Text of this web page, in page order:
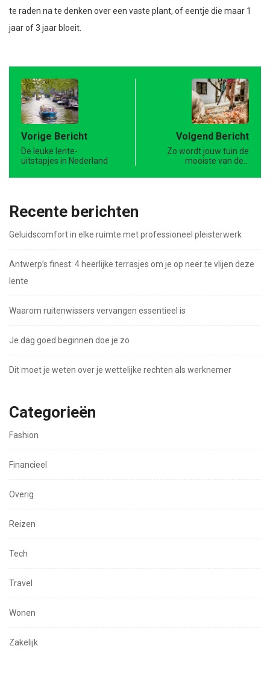
te raden na te denken over een vaste plant, of eentje die maar 1
jaar of 3 jaar bloeit.
Vorige Bericht
De leuke lente-
uitstapjes in Nederland
Volgend Bericht
Zo wordt jouw tuin de
mooiste van de…
Recente berichten
Geluidscomfort in elke ruimte met professioneel pleisterwerk
Antwerp’s finest: 4 heerlijke terrasjes om je op neer te vlijen deze
lente
Waarom ruitenwissers vervangen essentieel is
Je dag goed beginnen doe je zo
Dit moet je weten over je wettelijke rechten als werknemer
Categorieën
Fashion
Financieel
Overig
Reizen
Tech
Travel
Wonen
Zakelijk